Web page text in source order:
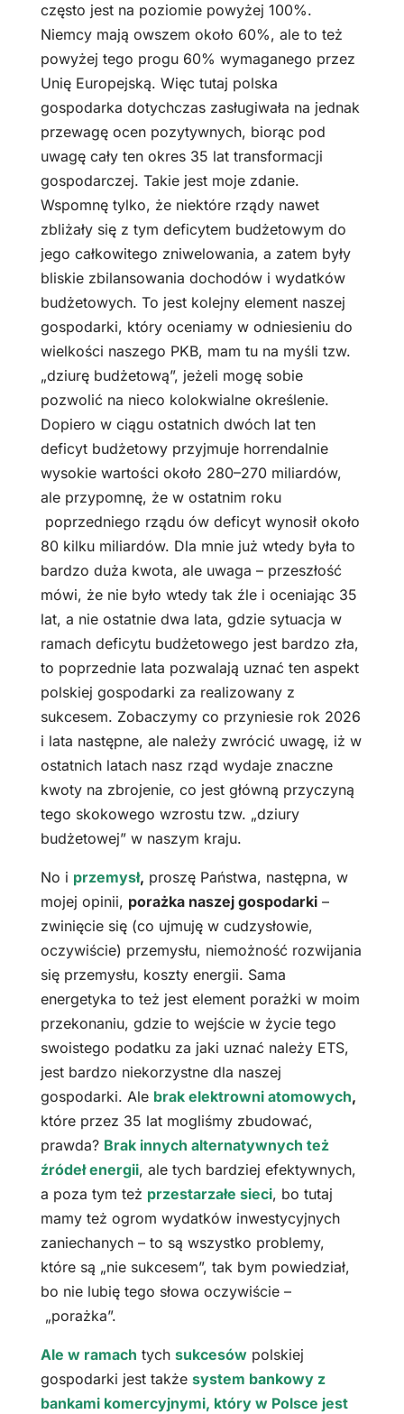
często jest na poziomie powyżej 100%.
Niemcy mają owszem około 60%, ale to też
powyżej tego progu 60% wymaganego przez
Unię Europejską. Więc tutaj polska
gospodarka dotychczas zasługiwała na jednak
przewagę ocen pozytywnych, biorąc pod
uwagę cały ten okres 35 lat transformacji
gospodarczej. Takie jest moje zdanie.
Wspomnę tylko, że niektóre rządy nawet
zbliżały się z tym deficytem budżetowym do
jego całkowitego zniwelowania, a zatem były
bliskie zbilansowania dochodów i wydatków
budżetowych. To jest kolejny element naszej
gospodarki, który oceniamy w odniesieniu do
wielkości naszego PKB, mam tu na myśli tzw.
„dziurę budżetową”, jeżeli mogę sobie
pozwolić na nieco kolokwialne określenie.
Dopiero w ciągu ostatnich dwóch lat ten
deficyt budżetowy przyjmuje horrendalnie
wysokie wartości około 280–270 miliardów,
ale przypomnę, że w ostatnim roku
poprzedniego rządu ów deficyt wynosił około
80 kilku miliardów. Dla mnie już wtedy była to
bardzo duża kwota, ale uwaga – przeszłość
mówi, że nie było wtedy tak źle i oceniając 35
lat, a nie ostatnie dwa lata, gdzie sytuacja w
ramach deficytu budżetowego jest bardzo zła,
to poprzednie lata pozwalają uznać ten aspekt
polskiej gospodarki za realizowany z
sukcesem. Zobaczymy co przyniesie rok 2026
i lata następne, ale należy zwrócić uwagę, iż w
ostatnich latach nasz rząd wydaje znaczne
kwoty na zbrojenie, co jest główną przyczyną
tego skokowego wzrostu tzw. „dziury
budżetowej” w naszym kraju.
No i przemysł, proszę Państwa, następna, w
mojej opinii, porażka naszej gospodarki–
zwinięcie się (co ujmuję w cudzysłowie,
oczywiście) przemysłu, niemożność rozwijania
się przemysłu, koszty energii. Sama
energetyka to też jest element porażki w moim
przekonaniu, gdzie to wejście w życie tego
swoistego podatku za jaki uznać należy ETS,
jest bardzo niekorzystne dla naszej
gospodarki. Ale brak elektrowni atomowych,
które przez 35 lat mogliśmy zbudować,
prawda? Brak innych alternatywnych też
źródeł energii, ale tych bardziej efektywnych,
a poza tym też przestarzałe sieci, bo tutaj
mamy też ogrom wydatków inwestycyjnych
zaniechanych – to są wszystko problemy,
które są „nie sukcesem”, tak bym powiedział,
bo nie lubię tego słowa oczywiście –
„porażka”.
Ale w ramach tych sukcesówpolskiej
gospodarki jest także system bankowy z
bankami komercyjnymi, który w Polsce jest